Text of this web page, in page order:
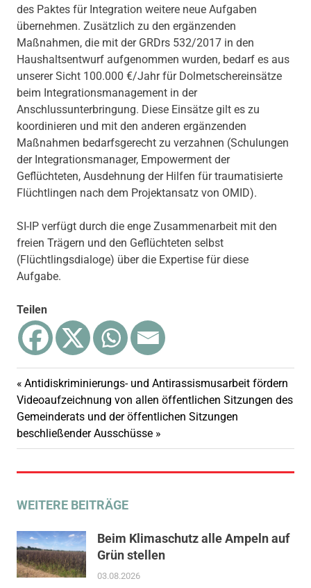
des Paktes für Integration weitere neue Aufgaben
übernehmen. Zusätzlich zu den ergänzenden
Maßnahmen, die mit der GRDrs 532/2017 in den
Haushaltsentwurf aufgenommen wurden, bedarf es aus
unserer Sicht 100.000 €/Jahr für Dolmetschereinsätze
beim Integrationsmanagement in der
Anschlussunterbringung. Diese Einsätze gilt es zu
koordinieren und mit den anderen ergänzenden
Maßnahmen bedarfsgerecht zu verzahnen (Schulungen
der Integrationsmanager, Empowerment der
Geflüchteten, Ausdehnung der Hilfen für traumatisierte
Flüchtlingen nach dem Projektansatz von OMID).
SI-IP verfügt durch die enge Zusammenarbeit mit den
freien Trägern und den Geflüchteten selbst
(Flüchtlingsdialoge) über die Expertise für diese
Aufgabe.
Teilen
Beitragsnavigation
Vorheriger
Beitrag:
Antidiskriminierungs- und Antirassismusarbeit fördern
Nächster
Beitrag:
Videoaufzeichnung von allen öffentlichen Sitzungen des
Gemeinderats und der öffentlichen Sitzungen
beschließender Ausschüsse
WEITERE BEITRÄGE
Beim Klimaschutz alle Ampeln auf
Grün stellen
03.08.2026